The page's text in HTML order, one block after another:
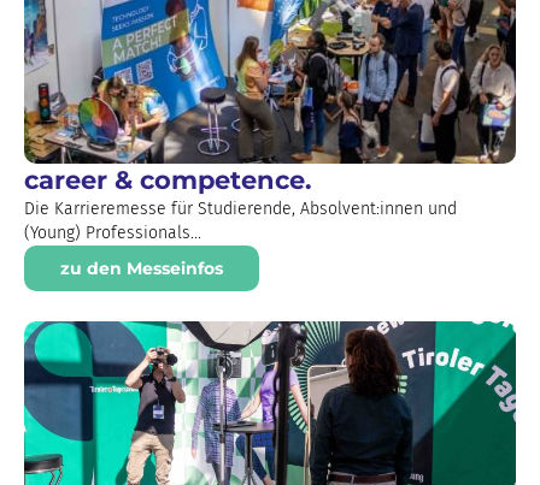
career & competence.
Die Karrieremesse für Studierende, Absolvent:innen und
(Young) Professionals...
zu den Messeinfos